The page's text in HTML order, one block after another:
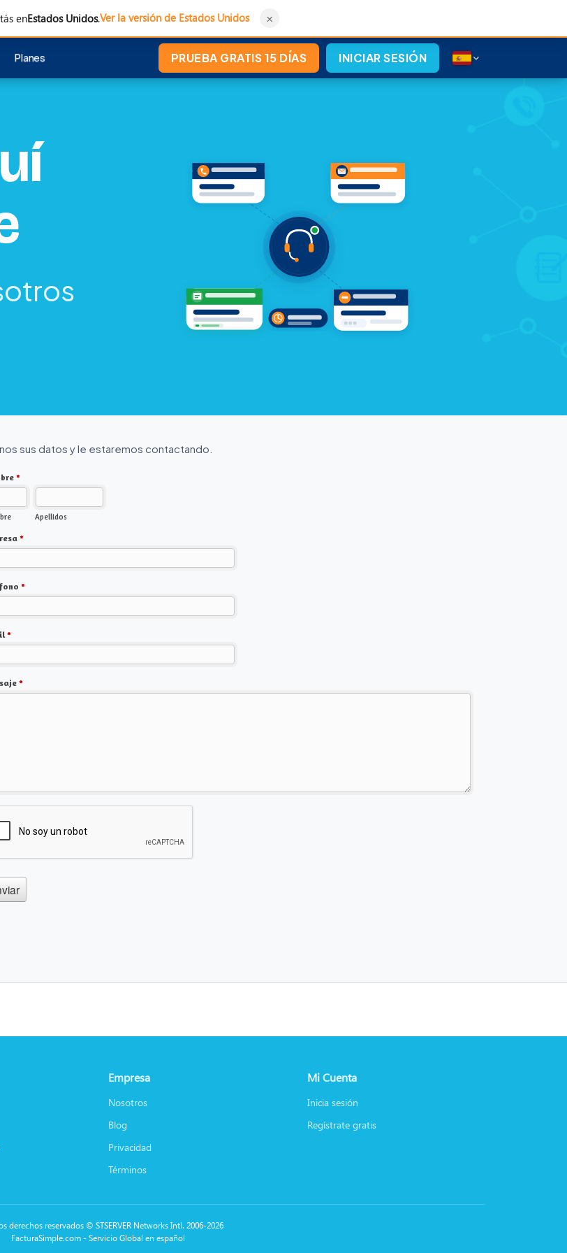
enEstados Unidos.Ver la versión de Estados Unidos ×
Planes PRUEBA GRATIS 15 DÍAS INICIAR SESIÓN
sus datos y le estaremos contactando.
Empresa
Nosotros
Blog
Privacidad
Términos
Mi Cuenta
Inicia sesión
Regístrate gratis
derechos reservados © STSERVER Networks Intl. 2006-2026
FacturaSimple.com - Servicio Global en español